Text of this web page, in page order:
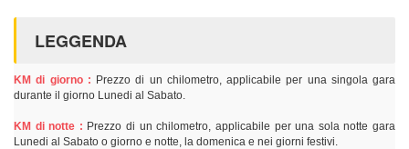
LEGGENDA
KM di giorno : Prezzo di un chilometro, applicabile per una singola gara
durante il giorno Lunedi al Sabato.
KM di notte : Prezzo di un chilometro, applicabile per una sola notte gara
Lunedi al Sabato o giorno e notte, la domenica e nei giorni festivi.